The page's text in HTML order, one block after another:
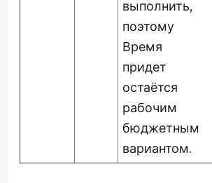
выполнить,
поэтому
Время
придет
остаётся
рабочим
бюджетным
вариантом.